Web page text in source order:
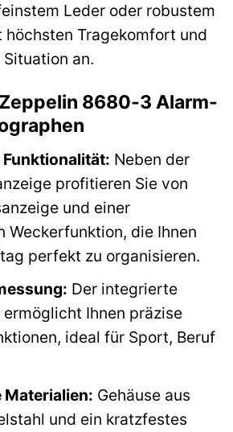
Leder oder robustem
höchsten Tragekomfort und
an.
8680-3 Alarm-
Neben der
profitieren Sie von
und einer
Weckerfunktion, die Ihnen
perfekt zu organisieren.
Der integrierte
Ihnen präzise
ideal für Sport, Beruf
Gehäuse aus
und ein kratzfestes